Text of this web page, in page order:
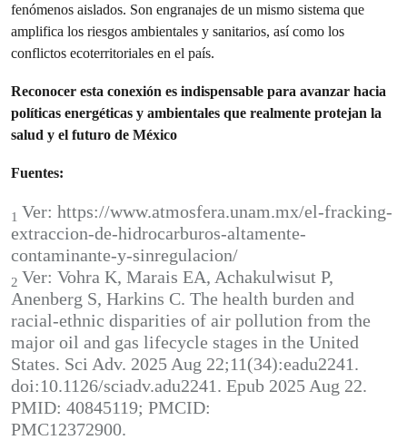
fenómenos aislados. Son engranajes de un mismo sistema que
amplifica los riesgos ambientales y sanitarios, así como los
conflictos ecoterritoriales en el país.
Reconocer esta conexión es indispensable para avanzar hacia
políticas energéticas y ambientales que realmente protejan la
salud y el futuro de México
Fuentes:
1 Ver: https://www.atmosfera.unam.mx/el-fracking-
extraccion-de-hidrocarburos-altamente-
contaminante-y-sinregulacion/
2 Ver: Vohra K, Marais EA, Achakulwisut P,
Anenberg S, Harkins C. The health burden and
racial-ethnic disparities of air pollution from the
major oil and gas lifecycle stages in the United
States. Sci Adv. 2025 Aug 22;11(34):eadu2241.
doi:10.1126/sciadv.adu2241. Epub 2025 Aug 22.
PMID: 40845119; PMCID:
PMC12372900.